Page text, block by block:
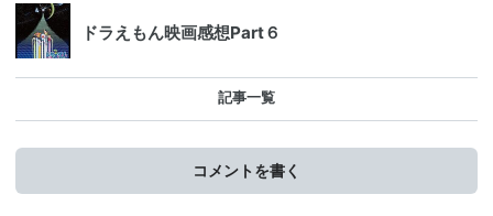
ドラえもん映画感想Part６
記事一覧
コメントを書く